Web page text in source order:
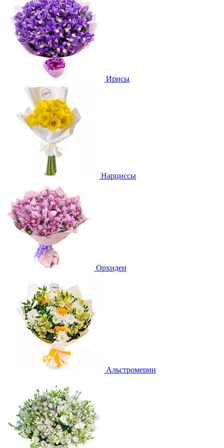
Ирисы
Нарциссы
Орхидеи
Альстромерии